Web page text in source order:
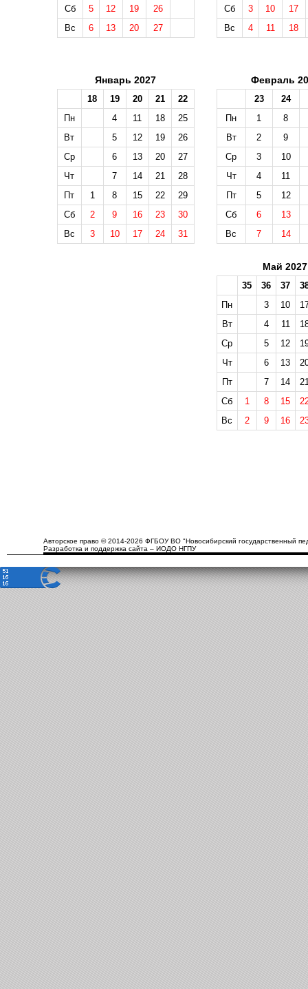
Сб
5 12 19
26
Вс
6 13 20 27
Сб
3 10
17
Вс
4 11 18
Январь 2027
18 19 20 21
22
Пн
4 11 18
25
Вт
5 12 19
26
Ср
6 13 20
27
Чт
7 14 21
28
Пт
1 8 15 22
29
Сб
2 9 16 23
30
Вс
3 10 17 24 31
Февраль
23 24
Пн
1 8
Вт
2 9
Ср
3 10
Чт
4 11
Пт
5 12
Сб
6 13
Вс
7 14
Май 2027
35 36 37
Пн
3 10
Вт
4 11
Ср
5 12
Чт
6 13
Пт
7 14
Сб
1 8 15
Вс
2 9 16
Авторское право © 2014-2026 ФГБОУ ВО "Новосибирский государственный
Разработка и поддержка сайта – ИОДО НГПУ